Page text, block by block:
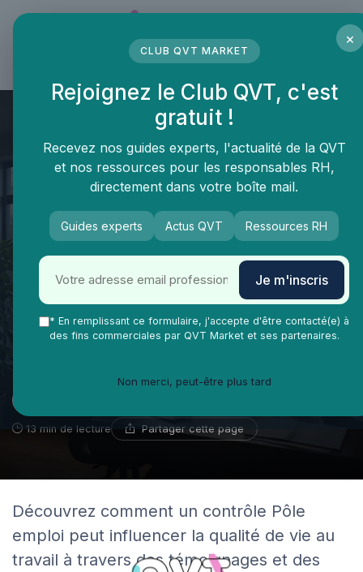
QVT Market Gestion stress
Vivre un contrôle Pôle emploi :
retour d’expérience et impacts
13 min de lecture Partager cette page
Découvrez comment un contrôle Pôle
emploi peut influencer la qualité de vie au
travail à travers des témoignages et des
×
CLUB QVT MARKET
Rejoignez le Club QVT, c'est
gratuit !
Recevez nos guides experts, l'actualité de la QVT
et nos ressources pour les responsables RH,
directement dans votre boîte mail.
Guides experts Actus QVT Ressources RH
Je m'inscris
* En remplissant ce formulaire, j'accepte d'être contacté(e) à
des fins commerciales par QVT Market et ses partenaires.
Non merci, peut-être plus tard
Panneau de gestion des cookies